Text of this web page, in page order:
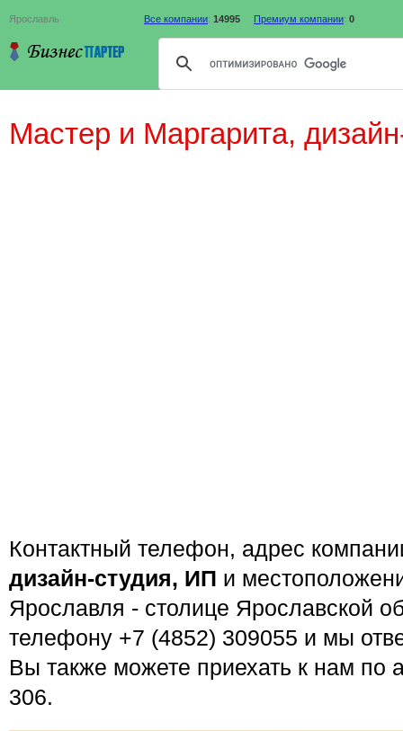
Ярославль Все компании: 14995 Премиум компании: 0
Мастер и Маргарита,
Контактный телефон, адрес
дизайн-студия, ИП и
Ярославля - столице Ярославской
телефону +7 (4852) 309055 и мы
Вы также можете приехать к нам по
306.